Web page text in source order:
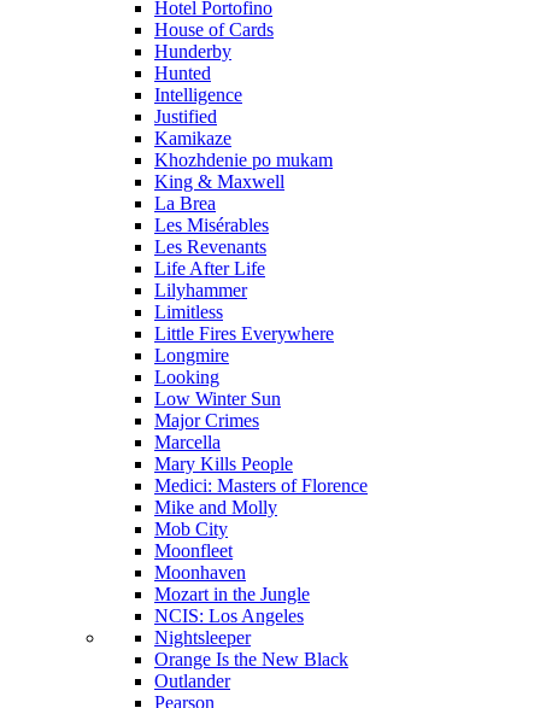
Hotel Portofino
House of Cards
Hunderby
Hunted
Intelligence
Justified
Kamikaze
Khozhdenie po mukam
King & Maxwell
La Brea
Les Misérables
Les Revenants
Life After Life
Lilyhammer
Limitless
Little Fires Everywhere
Longmire
Looking
Low Winter Sun
Major Crimes
Marcella
Mary Kills People
Medici: Masters of Florence
Mike and Molly
Mob City
Moonfleet
Moonhaven
Mozart in the Jungle
NCIS: Los Angeles
Nightsleeper
Orange Is the New Black
Outlander
Pearson